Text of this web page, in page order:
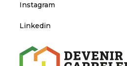
Instagram
Linkedin